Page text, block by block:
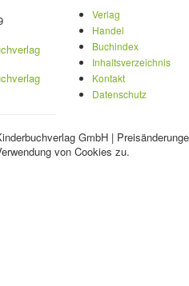
Verlag
Handel
Buchindex
Inhaltsverzeichnis
Kontakt
Datenschutz
GmbH |
von Cookies zu.